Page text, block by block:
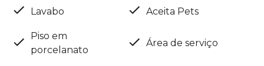
Lavabo Aceita Pets
Piso em
porcelanato
Área de serviço